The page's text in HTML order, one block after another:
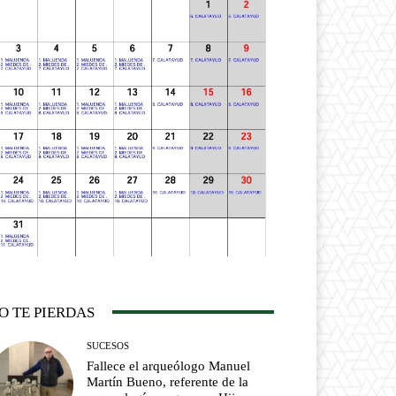
TE PIERDAS
SUCESOS
Fallece el arqueólogo Manuel
Martín Bueno, referente de la